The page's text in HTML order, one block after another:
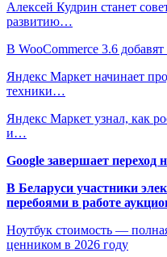
Алексей Кудрин станет
развитию…
В WooCommerce 3.6
Яндекс Маркет начинает
техники…
Яндекс Маркет узнал, как
и…
Google завершает
В Беларуси участники
перебоями в работе
Ноутбук стоимость —
ценником в 2026 году